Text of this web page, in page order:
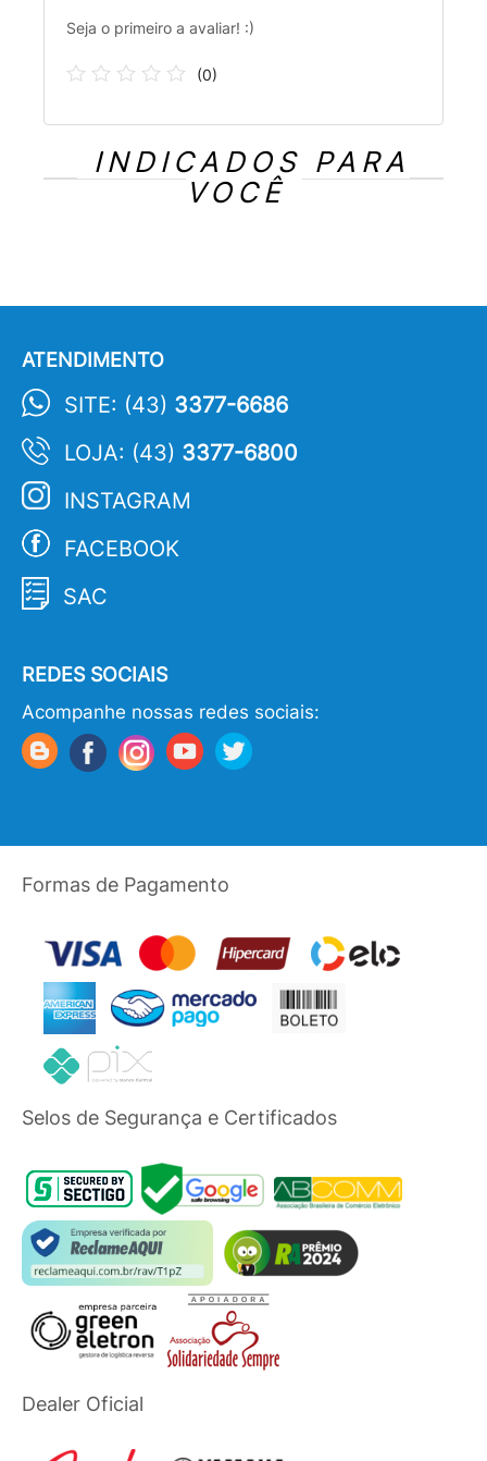
Seja o primeiro a avaliar! :)
(0)
INDICADOS PARA
VOCÊ
ATENDIMENTO
SITE: (43) 3377-6686
LOJA: (43) 3377-6800
INSTAGRAM
FACEBOOK
SAC
REDES SOCIAIS
Acompanhe nossas redes sociais:
Formas de Pagamento
Selos de Segurança e Certificados
Dealer Oficial